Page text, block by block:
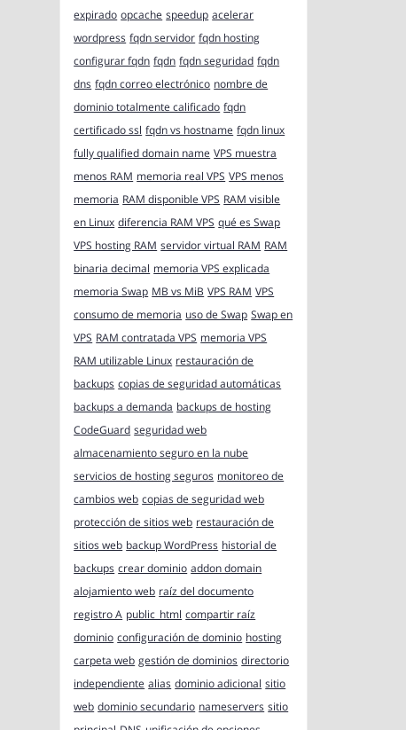
expirado opcache speedup acelerar
wordpress fqdn servidor fqdn hosting
configurar fqdn fqdn fqdn seguridad fqdn
dns fqdn correo electrónico nombre de
dominio totalmente calificado fqdn
certificado ssl fqdn vs hostname fqdn linux
fully qualified domain name VPS muestra
menos RAM memoria real VPS VPS menos
memoria RAM disponible VPS RAM visible
en Linux diferencia RAM VPS qué es Swap
VPS hosting RAM servidor virtual RAM RAM
binaria decimal memoria VPS explicada
memoria Swap MB vs MiB VPS RAM VPS
consumo de memoria uso de Swap Swap en
VPS RAM contratada VPS memoria VPS
RAM utilizable Linux restauración de
backups copias de seguridad automáticas
backups a demanda backups de hosting
CodeGuard seguridad web
almacenamiento seguro en la nube
servicios de hosting seguros monitoreo de
cambios web copias de seguridad web
protección de sitios web restauración de
sitios web backup WordPress historial de
backups crear dominio addon domain
alojamiento web raíz del documento
registro A public_html compartir raíz
dominio configuración de dominio hosting
carpeta web gestión de dominios directorio
independiente alias dominio adicional sitio
web dominio secundario nameservers sitio